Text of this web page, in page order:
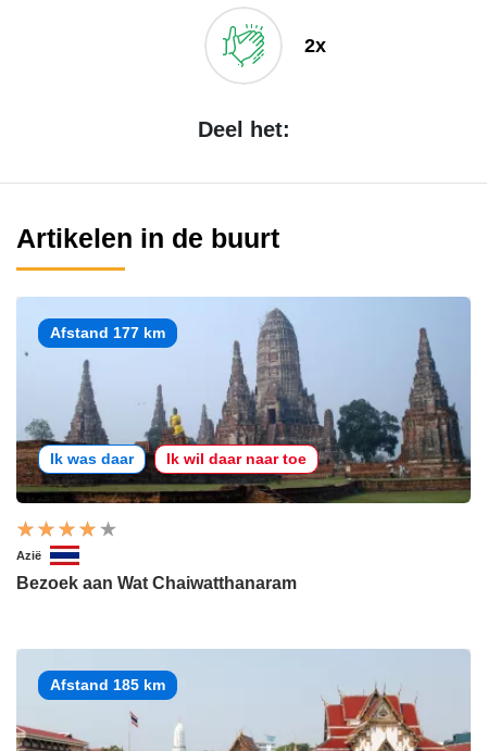
2x
Deel het:
Artikelen in de buurt
Afstand 177 km
Ik was daar Ik wil daar naar toe
Azië
Bezoek aan Wat Chaiwatthanaram
Afstand 185 km